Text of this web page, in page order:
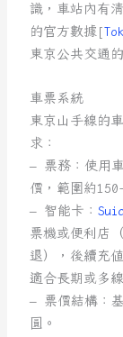
識，車站內有
的官方數據[
東京公共交通
車票系統
東京山手線的
求：
– 票務：使用
價，範圍約
– 智能卡：
票機或便利店
退），後續充
適合長期或多
– 票價結構：
圓。